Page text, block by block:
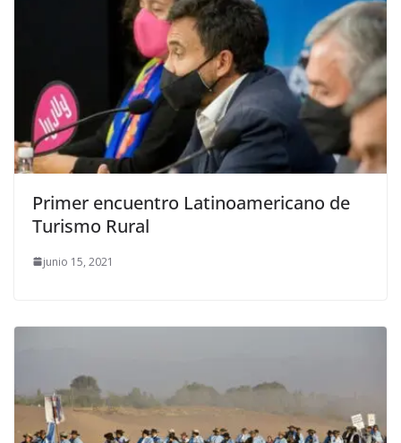
Primer encuentro Latinoamericano de
Turismo Rural
junio 15, 2021